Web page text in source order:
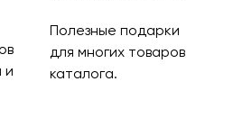
и
Полезные подарки
для многих товаров
каталога.